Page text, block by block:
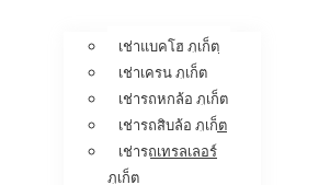
เช่าแบคโฮ ภูเก็ต
เช่าเครน ภูเก็ต
เช่ารถหกล้อ ภูเก็ต
เช่ารถสิบล้อ ภูเก็ต
เช่ารถเทรลเลอร์
ภูเก็ต